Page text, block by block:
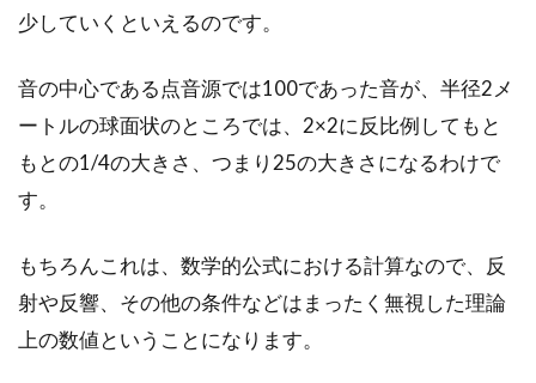
トラブルの有無ではないでしょうか。トラブル
気を付けたいこと
隙間テープとは、その名の通り隙間に貼る商品
で、ホームセンターやインターネットで比較的
少していくといえるのです。
音の中心である点音源では100であった音が、半径2メ
ートルの球面状のところでは、2×2に反比例してもと
もとの1/4の大きさ、つまり25の大きさになるわけで
す。
もちろんこれは、数学的公式における計算なので、反
射や反響、その他の条件などはまったく無視した理論
上の数値ということになります。